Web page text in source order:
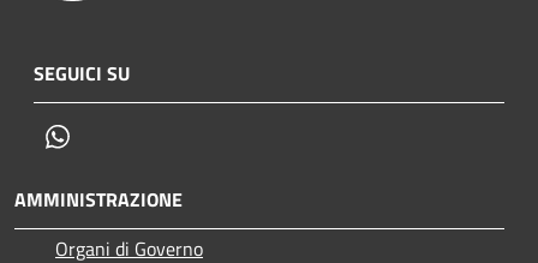
SEGUICI SU
AMMINISTRAZIONE
Organi di Governo